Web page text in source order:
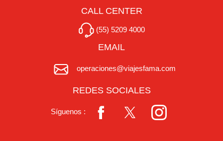
CALL CENTER
(55) 5209 4000
EMAIL
operaciones@viajesfama.com
REDES SOCIALES
Síguenos :